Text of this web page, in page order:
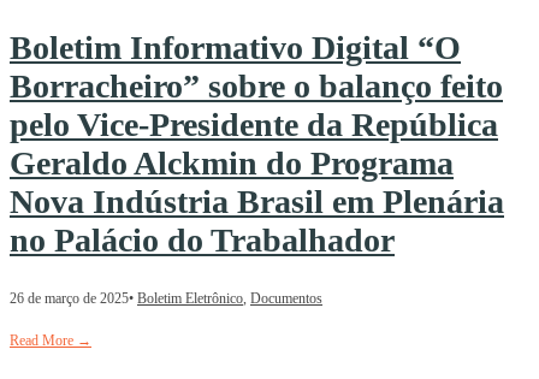
Boletim Informativo Digital “O
Borracheiro” sobre o balanço feito
pelo Vice-Presidente da República
Geraldo Alckmin do Programa
Nova Indústria Brasil em Plenária
no Palácio do Trabalhador
26 de março de 2025• Boletim Eletrônico, Documentos
Read More →